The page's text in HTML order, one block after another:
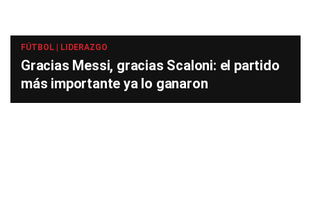
FÚTBOL | LIDERAZGO
Gracias Messi, gracias Scaloni: el partido
más importante ya lo ganaron